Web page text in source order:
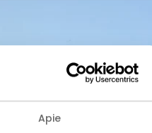
Apie
+370